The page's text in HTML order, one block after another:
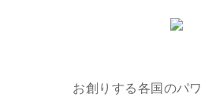
お創りする各国のパ